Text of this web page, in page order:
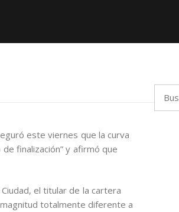
este viernes que la curva
finalización” y afirmó que
el titular de la cartera
totalmente diferente a